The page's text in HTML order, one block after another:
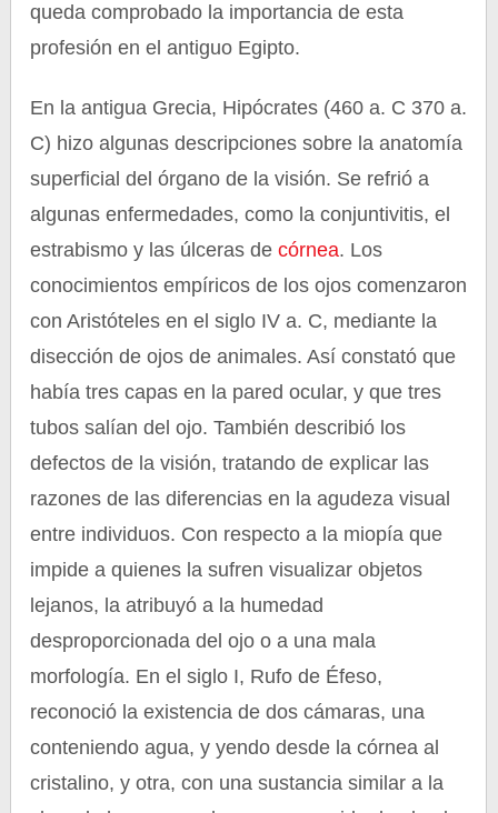
queda comprobado la importancia de esta
profesión en el antiguo Egipto.
En la antigua Grecia, Hipócrates (460 a. C 370 a.
C) hizo algunas descripciones sobre la anatomía
superficial del órgano de la visión. Se refrió a
algunas enfermedades, como la conjuntivitis, el
estrabismo y las úlceras de córnea. Los
conocimientos empíricos de los ojos comenzaron
con Aristóteles en el siglo IV a. C, mediante la
disección de ojos de animales. Así constató que
había tres capas en la pared ocular, y que tres
tubos salían del ojo. También describió los
defectos de la visión, tratando de explicar las
razones de las diferencias en la agudeza visual
entre individuos. Con respecto a la miopía que
impide a quienes la sufren visualizar objetos
lejanos, la atribuyó a la humedad
desproporcionada del ojo o a una mala
morfología. En el siglo I, Rufo de Éfeso,
reconoció la existencia de dos cámaras, una
conteniendo agua, y yendo desde la córnea al
cristalino, y otra, con una sustancia similar a la